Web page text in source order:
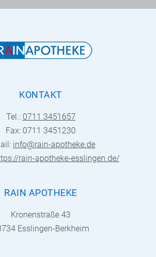
KONTAKT
Tel.: 0711 3451657
Fax: 0711 3451230
info@rain-apotheke.de
rain-apotheke-esslingen.de/
RAIN APOTHEKE
Kronenstraße 43
Esslingen-Berkheim